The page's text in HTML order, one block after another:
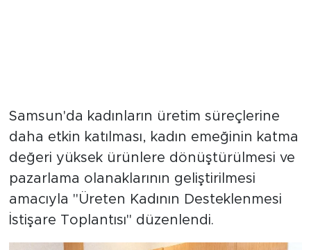
Samsun'da kadınların üretim süreçlerine
daha etkin katılması, kadın emeğinin katma
değeri yüksek ürünlere dönüştürülmesi ve
pazarlama olanaklarının geliştirilmesi
amacıyla "Üreten Kadının Desteklenmesi
İstişare Toplantısı" düzenlendi.